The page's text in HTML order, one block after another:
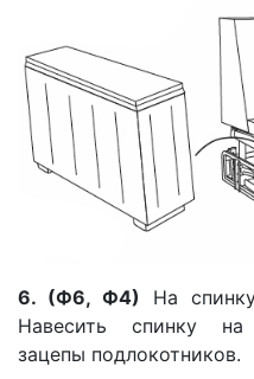
6. (Ф6, Ф4)
На
Навесить спинку
зацепы подлокотников.